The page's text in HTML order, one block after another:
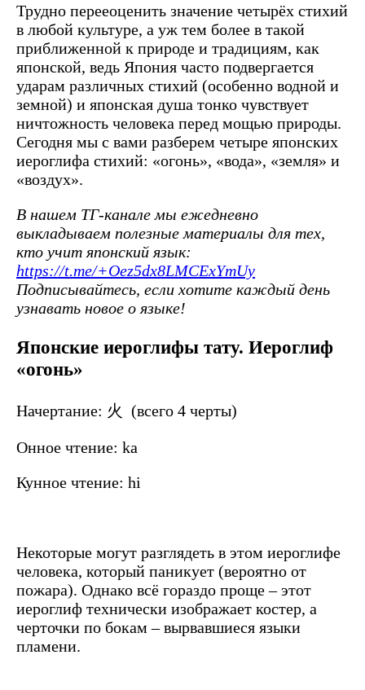
Трудно перееоценить значение четырёх стихий
в любой культуре, а уж тем более в такой
приближенной к природе и традициям, как
японской, ведь Япония часто подвергается
ударам различных стихий (особенно водной и
земной) и японская душа тонко чувствует
ничтожность человека перед мощью природы.
Сегодня мы с вами разберем четыре японских
иероглифа стихий: «огонь», «вода», «земля» и
«воздух».
В нашем ТГ-канале мы ежедневно
выкладываем полезные материалы для тех,
кто учит японский язык:
https://t.me/+Oez5dx8LMCExYmUy
Подписывайтесь, если хотите каждый день
узнавать новое о языке!
Японские иероглифы тату. Иероглиф
«огонь»
Начертание: 火 (всего 4 черты)
Онное чтение: ka
Кунное чтение: hi
Некоторые могут разглядеть в этом иероглифе
человека, который паникует (вероятно от
пожара). Однако всё гораздо проще – этот
иероглиф технически изображает костер, а
черточки по бокам – вырвавшиеся языки
пламени.